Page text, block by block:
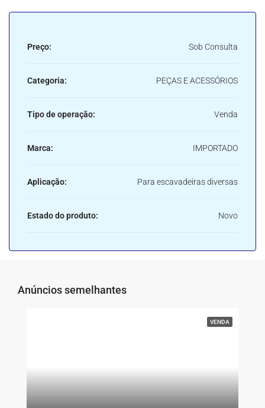
Preço: Sob Consulta
Categoria: PEÇAS E ACESSÓRIOS
Tipo de operação: Venda
Marca: IMPORTADO
Aplicação: Para escavadeiras diversas
Estado do produto: Novo
Anúncios semelhantes
VENDA